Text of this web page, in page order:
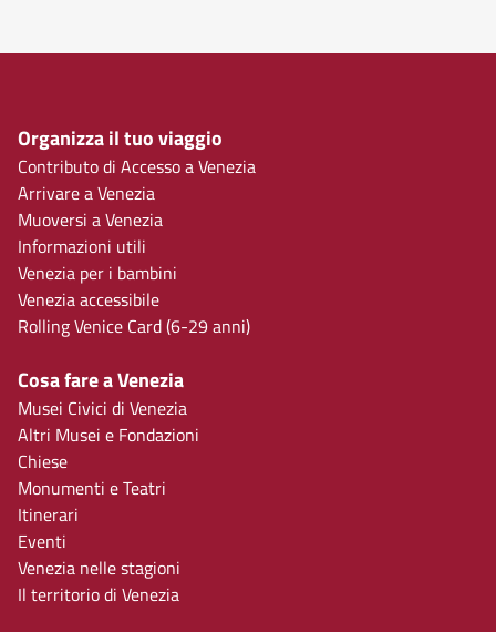
Organizza il tuo viaggio
Contributo di Accesso a Venezia
Arrivare a Venezia
Muoversi a Venezia
Informazioni utili
Venezia per i bambini
Venezia accessibile
Rolling Venice Card (6-29 anni)
Cosa fare a Venezia
Musei Civici di Venezia
Altri Musei e Fondazioni
Chiese
Monumenti e Teatri
Itinerari
Eventi
Venezia nelle stagioni
Il territorio di Venezia